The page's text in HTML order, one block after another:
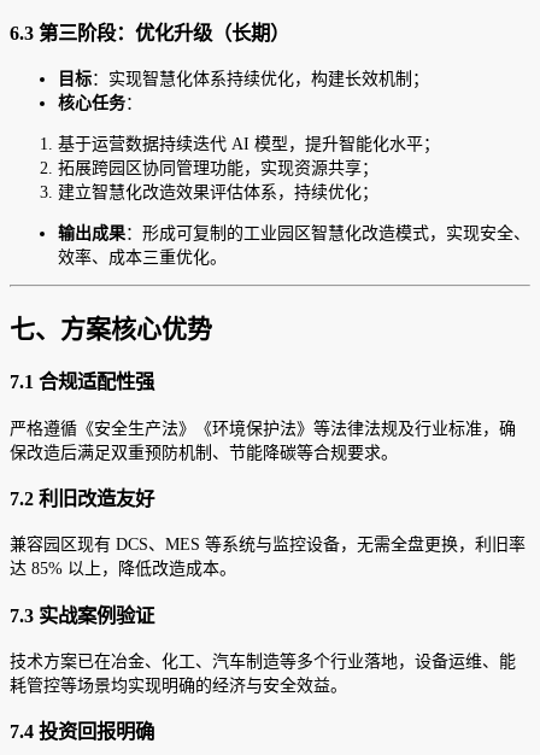
6.3 第三阶段：优化升级（长期）
目标：实现智慧化体系持续优化，构建长效机制；
核心任务：
基于运营数据持续迭代 AI 模型，提升智能化水平；
拓展跨园区协同管理功能，实现资源共享；
建立智慧化改造效果评估体系，持续优化；
输出成果：形成可复制的工业园区智慧化改造模式，实现安全、
效率、成本三重优化。
七、方案核心优势
7.1 合规适配性强
严格遵循《安全生产法》《环境保护法》等法律法规及行业标准，确
保改造后满足双重预防机制、节能降碳等合规要求。
7.2 利旧改造友好
兼容园区现有 DCS、MES 等系统与监控设备，无需全盘更换，利旧率
达 85% 以上，降低改造成本。
7.3 实战案例验证
技术方案已在冶金、化工、汽车制造等多个行业落地，设备运维、能
耗管控等场景均实现明确的经济与安全效益。
7.4 投资回报明确